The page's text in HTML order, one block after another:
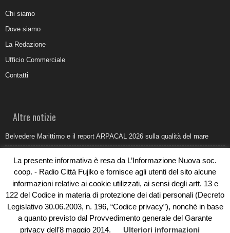
Chi siamo
Dove siamo
La Redazione
Ufficio Commerciale
Contatti
Altre notizie
Belvedere Marittimo e il report ARPACAL 2026 sulla qualità del mare
Umidità di risalita in casa, come riconoscere i segnali veri
Torna il Sun Donato Festival 2026
Come il busking moderno ridisegna il paesaggio sonoro urbano
La presente informativa è resa da L’Informazione Nuova soc.
coop. - Radio Città Fujiko e fornisce agli utenti del sito alcune
informazioni relative ai cookie utilizzati, ai sensi degli artt. 13 e
122 del Codice in materia di protezione dei dati personali (Decreto
Legislativo 30.06.2003, n. 196, “Codice privacy”), nonché in base
a quanto previsto dal Provvedimento generale del Garante
privacy dell’8 maggio 2014.
Ulteriori informazioni